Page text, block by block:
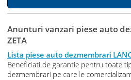
Anunturi vanzari piese auto
ZETA
Lista piese auto dezmembrari
Beneficiati de garantie pentru toate
dezmembrari pe care le